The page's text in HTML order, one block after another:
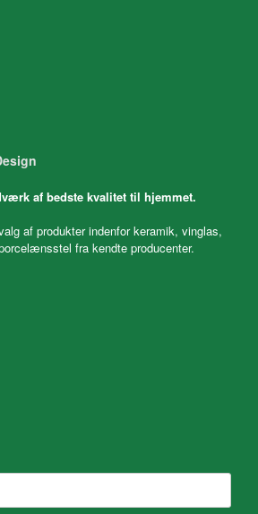
af bedste kvalitet til hjemmet.
af produkter indenfor keramik, vinglas,
fra kendte producenter.